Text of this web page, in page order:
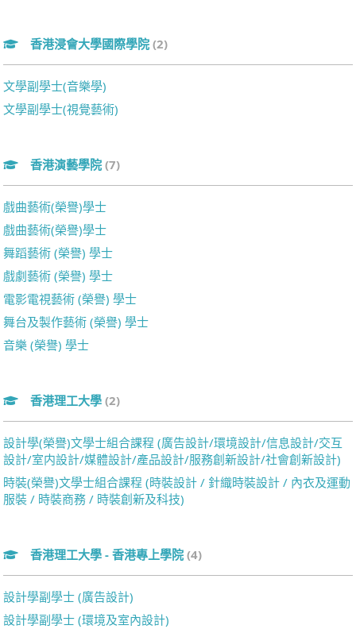
香港浸會大學國際學院 (2)
文學副學士(音樂學)
文學副學士(視覺藝術)
香港演藝學院 (7)
戲曲藝術(榮譽)學士
戲曲藝術(榮譽)學士
舞蹈藝術 (榮譽) 學士
戲劇藝術 (榮譽) 學士
電影電視藝術 (榮譽) 學士
舞台及製作藝術 (榮譽) 學士
音樂 (榮譽) 學士
香港理工大學 (2)
設計學(榮譽)文學士組合課程 (廣告設計/環境設計/信息設計/交互
設計/室内設計/媒體設計/產品設計/服務創新設計/社會創新設計)
時裝(榮譽)文學士組合課程 (時裝設計 / 針織時裝設計 / 內衣及運動
服裝 / 時裝商務 / 時裝創新及科技)
香港理工大學 - 香港專上學院 (4)
設計學副學士 (廣告設計)
設計學副學士 (環境及室內設計)